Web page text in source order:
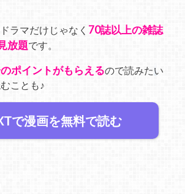
ラマだけじゃなく 70誌以上の雑誌
放題です。
ポイントがもらえるので読みたい
ことも♪
で漫画を無料で読む